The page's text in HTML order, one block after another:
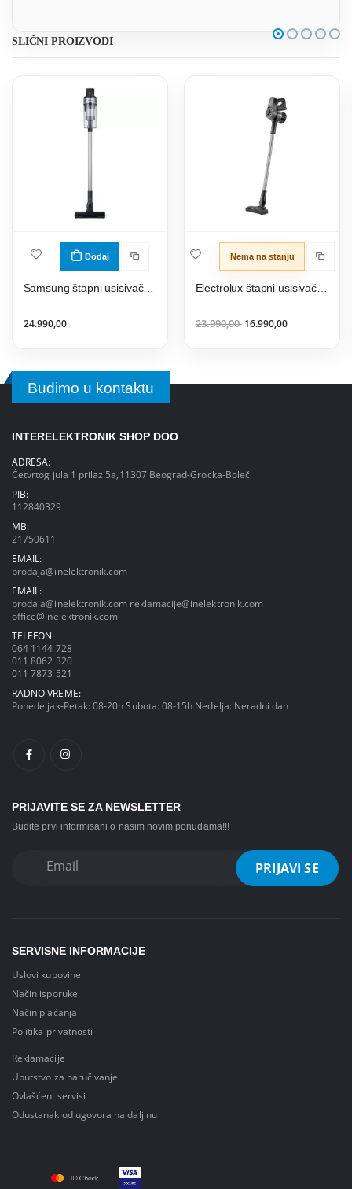
SLIČNI PROIZVODI
Dodaj
Samsung štapni usisivač Jet 65 Pet VS15A60AGR5/GE
24.990,00
Nema na stanju
23.990,00 16.990,00
Budimo u kontaktu
INTERELEKTRONIK SHOP DOO
ADRESA:
Četvrtog jula 1 prilaz 5a,11307 Beograd-Grocka-Boleč
PIB:
112840329
MB:
21750611
EMAIL:
prodaja@inelektronik.com
EMAIL:
prodaja@inelektronik.com reklamacije@inelektronik.com
office@inelektronik.com
TELEFON:
064 1144 728
011 8062 320
011 7873 521
RADNO VREME:
Ponedeljak-Petak: 08-20h Subota: 08-15h Nedelja: Neradni dan
PRIJAVITE SE ZA NEWSLETTER
Budite prvi informisani o nasim novim ponudama!!!
SERVISNE INFORMACIJE
Uslovi kupovine
Način isporuke
Način plaćanja
Politika privatnosti
Reklamacije
Uputstvo za naručivanje
Ovlašćeni servisi
Odustanak od ugovora na daljinu